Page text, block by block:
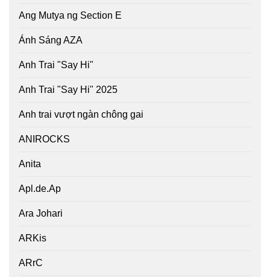
Ang Mutya ng Section E
Ánh Sáng AZA
Anh Trai "Say Hi"
Anh Trai "Say Hi" 2025
Anh trai vượt ngàn chông gai
ANIROCKS
Anita
Apl.de.Ap
Ara Johari
ARKis
ARrC